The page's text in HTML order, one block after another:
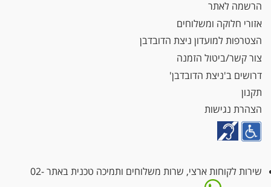
הרשמה לאתר
אזורי חלוקה ומשלוחים
הצטרפות למועדון ניצת הדובדבן
צור קשר/ביטול הזמנה
דרושים ב'ניצת הדובדבן'
תקנון
הצהרת נגישות
שירות לקוחות ארצי, שרות משלוחים ותמיכה טכנית באתר02-